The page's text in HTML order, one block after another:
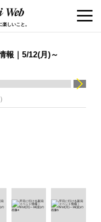
しいこと。
報｜5/12(月)～